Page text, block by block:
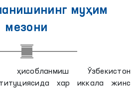
муҳим
мезони
Ўзбекистон
хар иккала жинс